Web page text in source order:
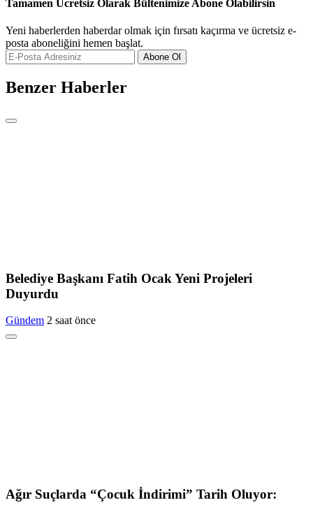
Tamamen Ücretsiz Olarak Bültenimize Abone Olabilirsin
Yeni haberlerden haberdar olmak için fırsatı kaçırma ve ücretsiz e-
posta aboneliğini hemen başlat.
Abone Ol
Benzer Haberler
Belediye Başkanı Fatih Ocak Yeni Projeleri
Duyurdu
Gündem 2 saat önce
Ağır Suçlarda “Çocuk İndirimi” Tarih Oluyor: